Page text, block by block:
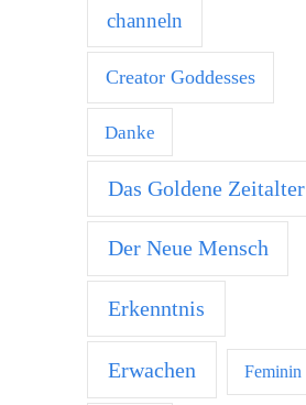
channeln
Creator Goddesses
Danke
Das Goldene Zeitalter
Der Neue Mensch
Erkenntnis
Erwachen Feminin